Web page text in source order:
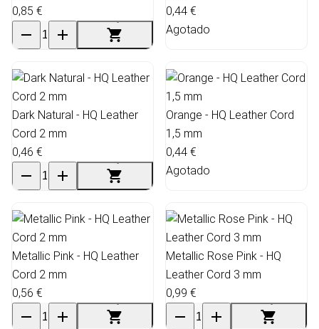
0,85 €
0,44 €
Agotado
Dark Natural - HQ Leather
Cord 2 mm
0,46 €
Orange - HQ Leather Cord
1,5 mm
0,44 €
Agotado
Metallic Pink - HQ Leather
Cord 2 mm
0,56 €
Metallic Rose Pink - HQ
Leather Cord 3 mm
0,99 €